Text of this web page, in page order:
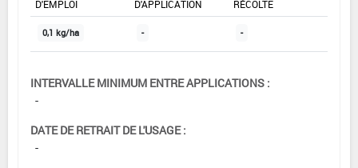
D'EMPLOI D'APPLICATION RÉCOLTE
0,1 kg/ha - -
INTERVALLE MINIMUM ENTRE APPLICATIONS :
-
DATE DE RETRAIT DE L'USAGE :
-